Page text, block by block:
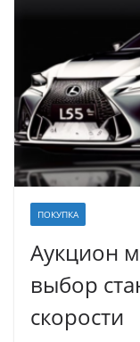
ПОКУПКА
Аукцион
выбор
скорости